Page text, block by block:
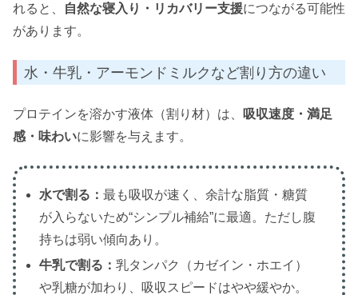
れると、
自然な寝入り・リカバリー支援につながる可能性
があります。
水・牛乳・アーモンドミルクなど割り方の違い
プロテインを溶かす液体（割り材）は、
吸収速度・満足
感・味わいに影響を与えます。
水で割る：最も吸収が速く、余計な脂質・糖質
が入らないため“シンプル補給”に最適。ただし腹
持ちは弱い傾向あり。
牛乳で割る：乳タンパク（カゼイン・ホエイ）
や乳糖が加わり、吸収スピードはやや緩やか。